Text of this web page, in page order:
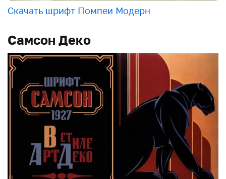
Скачать шрифт Помпеи Модерн
Самсон Деко